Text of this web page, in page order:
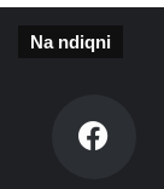
Na ndiqni